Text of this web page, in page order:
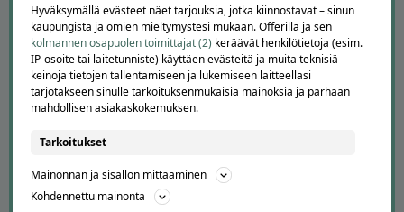
Tilaa uutiskirje
Avoimet työpaikat
Offerilla mediassa
YRITYKSILLE
Vaikuttajayhteistyö
Hyväksymällä evästeet näet tarjouksia, jotka kiinnostavat – sinun
kaupungista ja omien mieltymystesi mukaan. Offerilla ja sen
kolmannen osapuolen toimittajat (2) keräävät henkilötietoja (esim.
IP-osoite tai laitetunniste) käyttäen evästeitä ja muita teknisiä
keinoja tietojen tallentamiseen ja lukemiseen laitteellasi
tarjotakseen sinulle tarkoituksenmukaisia mainoksia ja parhaan
mahdollisen asiakaskokemuksen.
Tarkoitukset
Mainonnan ja sisällön mittaaminen
Kohdennettu mainonta